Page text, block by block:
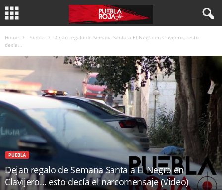
Home Puebla
Dejan regalo de Semana Santa a El Negro en Clavijero… esto
decía...
PUEBLA
Dejan regalo de Semana Santa a El Negro en
Clavijero… esto decía el narcomensaje (Video)